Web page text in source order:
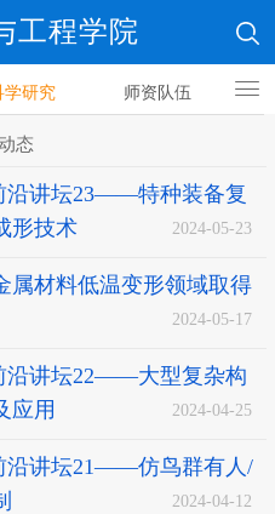
工程学院
学研究 师资队伍
态
沿讲坛23——特种装备复
形技术
2024-05-23
属材料低温变形领域取得
2024-05-17
沿讲坛22——大型复杂构
应用
2024-04-25
沿讲坛21——仿鸟群有人/
2024-04-12